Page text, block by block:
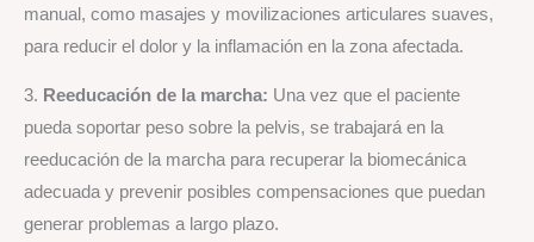
manual, como masajes y movilizaciones articulares suaves,
para reducir el dolor y la inflamación en la zona afectada.
3. Reeducación de la marcha: Una vez que el paciente
pueda soportar peso sobre la pelvis, se trabajará en la
reeducación de la marcha para recuperar la biomecánica
adecuada y prevenir posibles compensaciones que puedan
generar problemas a largo plazo.